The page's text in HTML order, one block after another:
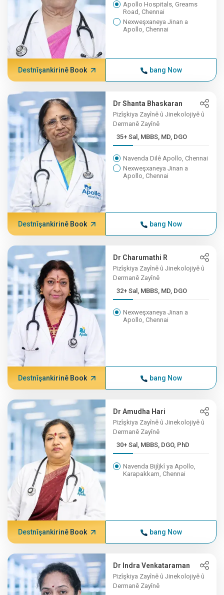
Apollo Hospitals, Greams
Road, Chennai
Nexweşxaneya Jinan a
Apollo, Chennai
Destnîşankirinê Book bang Now
Dr Shanta Bhaskaran
Pizîşkiya Zayînê û Jinekolojiyê û
Dermanê Zayînê
35+ Sal, MBBS, MD, DGO
Navenda Dilê Apollo, Chennai
Nexweşxaneya Jinan a
Apollo, Chennai
Destnîşankirinê Book bang Now
Dr Charumathi R
Pizîşkiya Zayînê û Jinekolojiyê û
Dermanê Zayînê
32+ Sal, MBBS, MD, DGO
Nexweşxaneya Jinan a
Apollo, Chennai
Destnîşankirinê Book bang Now
Dr Amudha Hari
Pizîşkiya Zayînê û Jinekolojiyê û
Dermanê Zayînê
30+ Sal, MBBS, DGO, PhD
Navenda Bijîjkî ya Apollo,
Karapakkam, Chennai
Destnîşankirinê Book bang Now
Dr Indra Venkataraman
Pizîşkiya Zayînê û Jinekolojiyê û
Dermanê Zayînê